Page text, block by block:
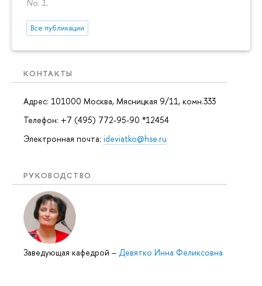
No. 1.
Все публикации
КОНТАКТЫ
Адрес: 101000 Москва, Мясницкая 9/11, комн.333
Телефон: +7 (495) 772-95-90 *12454
Электронная почта: ideviatko@hse.ru
РУКОВОДСТВО
Заведующая кафедрой – Девятко Инна Феликсовна